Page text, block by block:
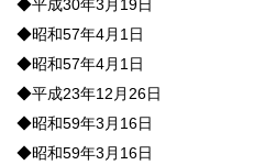
◆平成30年3月19日
◆昭和57年4月1日
◆昭和57年4月1日
◆平成23年12月26日
◆昭和59年3月16日
◆昭和59年3月16日